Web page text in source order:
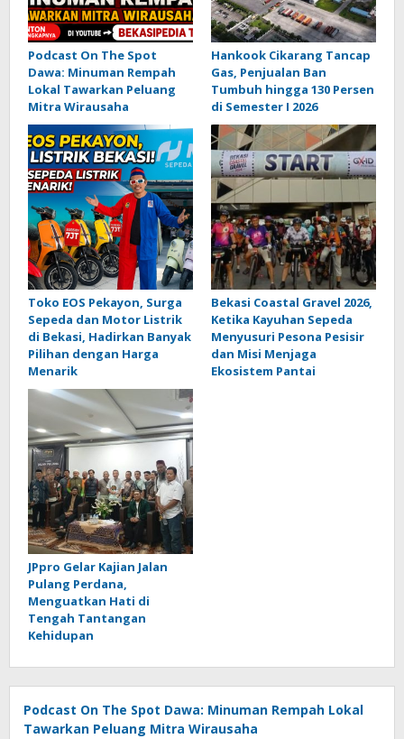
Podcast On The Spot
Dawa: Minuman Rempah
Lokal Tawarkan Peluang
Mitra Wirausaha
Hankook Cikarang Tancap
Gas, Penjualan Ban
Tumbuh hingga 130 Persen
di Semester I 2026
Toko EOS Pekayon, Surga
Sepeda dan Motor Listrik
di Bekasi, Hadirkan Banyak
Pilihan dengan Harga
Menarik
Bekasi Coastal Gravel 2026,
Ketika Kayuhan Sepeda
Menyusuri Pesona Pesisir
dan Misi Menjaga
Ekosistem Pantai
JPpro Gelar Kajian Jalan
Pulang Perdana,
Menguatkan Hati di
Tengah Tantangan
Kehidupan
Podcast On The Spot Dawa: Minuman Rempah Lokal
Tawarkan Peluang Mitra Wirausaha